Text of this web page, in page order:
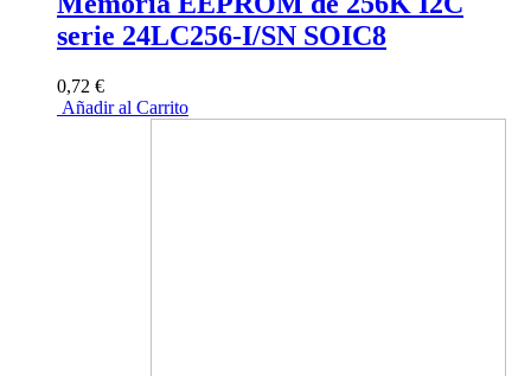
serie 24LC256-I/SN SOIC8
0,72 €
Añadir al Carrito